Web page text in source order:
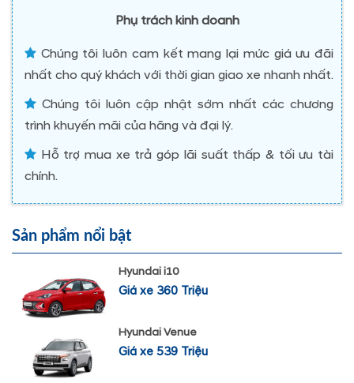
Phụ trách kinh doanh
Chúng tôi luôn cam kết mang lại mức giá ưu đãi
nhất cho quý khách với thời gian giao xe nhanh nhất.
Chúng tôi luôn cập nhật sớm nhất các chương
trình khuyến mãi của hãng và đại lý.
Hỗ trợ mua xe trả góp lãi suất thấp & tối ưu tài
chính.
Sản phẩm nổi bật
Hyundai i10
Giá xe 360 Triệu
Hyundai Venue
Giá xe 539 Triệu